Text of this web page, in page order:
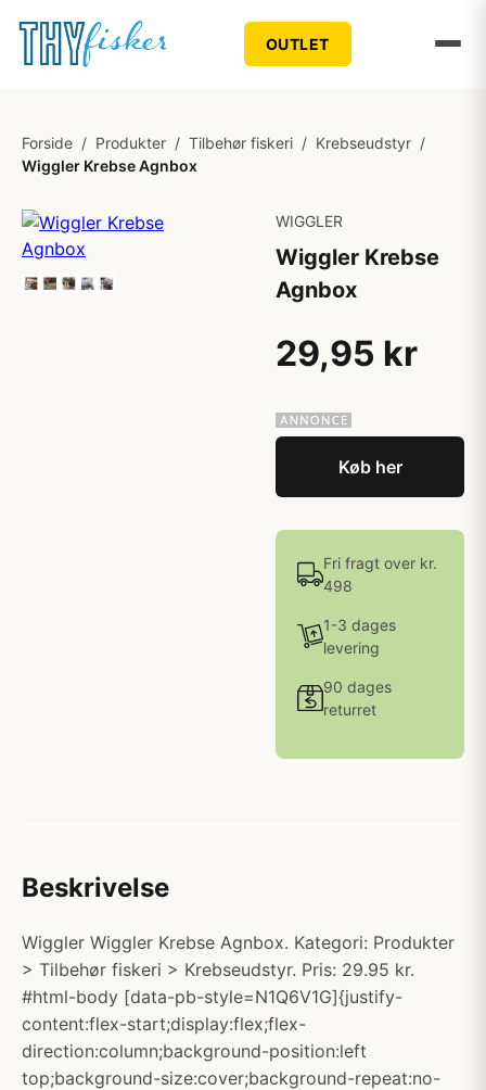
OUTLET
Forside / Produkter / Tilbehør fiskeri / Krebseudstyr /
Wiggler Krebse Agnbox
WIGGLER
Wiggler Krebse
Agnbox
29,95 kr
Køb her
Fri fragt over kr.
498
1-3 dages
levering
90 dages
returret
Beskrivelse
Wiggler Wiggler Krebse Agnbox. Kategori: Produkter
> Tilbehør fiskeri > Krebseudstyr. Pris: 29.95 kr.
#html-body [data-pb-style=N1Q6V1G]{justify-
content:flex-start;display:flex;flex-
direction:column;background-position:left
top;background-size:cover;background-repeat:no-